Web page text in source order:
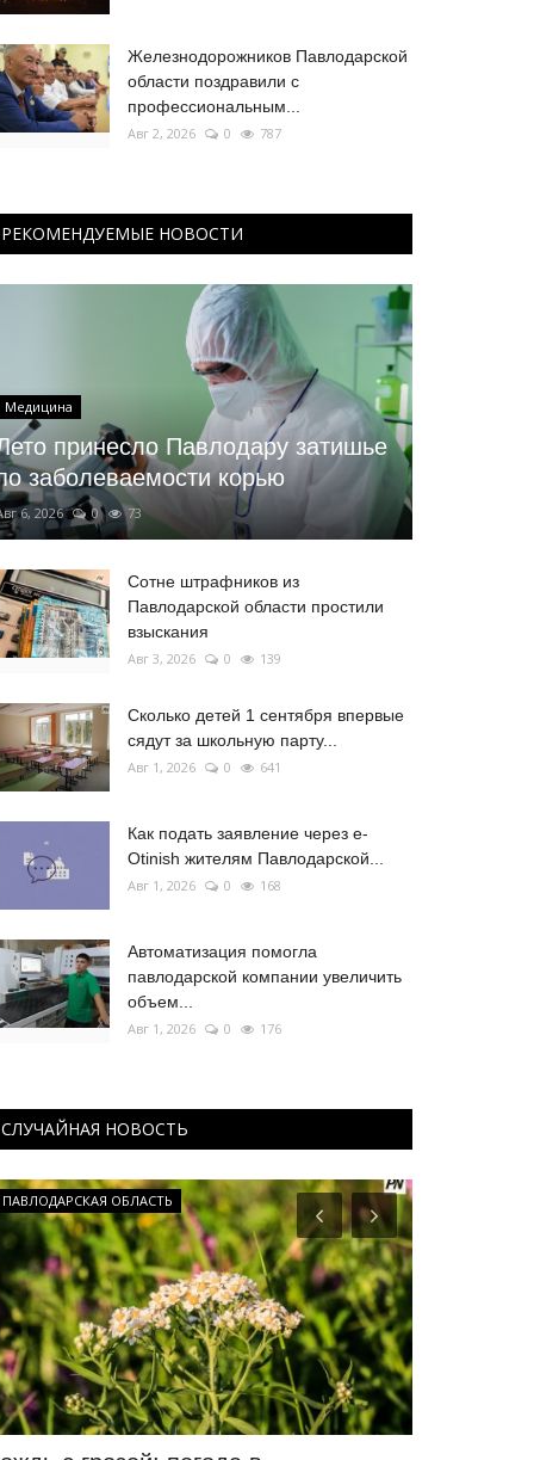
Железнодорожников Павлодарской
области поздравили с
профессиональным...
Авг 2, 2026 0 787
РЕКОМЕНДУЕМЫЕ НОВОСТИ
Медицина
принесло Павлодару затишье
заболеваемости корью
6, 2026 0 73
Сотне штрафников из
Павлодарской области простили
взыскания
Авг 3, 2026 0 139
Сколько детей 1 сентября впервые
сядут за школьную парту...
Авг 1, 2026 0 641
Как подать заявление через e-
Otinish жителям Павлодарской...
Авг 1, 2026 0 168
Автоматизация помогла
павлодарской компании увеличить
объем...
Авг 1, 2026 0 176
СЛУЧАЙНАЯ НОВОСТЬ
ПАВЛОДАРСКАЯ ОБЛАСТЬ